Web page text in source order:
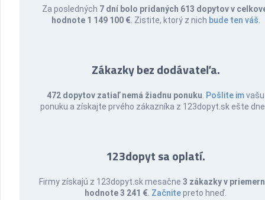
Za posledných 7 dní bolo pridaných 613 dopytov v
hodnote 1 149 100 € . Zistite, ktorý z nich bude ten váš
Zákazky bez dodávateľa.
472 dopytov zatiaľ nemá žiadnu ponuku Pošlite imvašu
ponuku a získajte prvého zákazníka z 123dopyt.sk ešte
123dopyt sa oplatí.
Firmy získajú z 123dopyt.sk mesačne3 zákazky v
hodnote 3 241 € Začnitepreto hneď.